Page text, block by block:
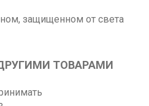
защищенном от света
ТОВАРАМИ